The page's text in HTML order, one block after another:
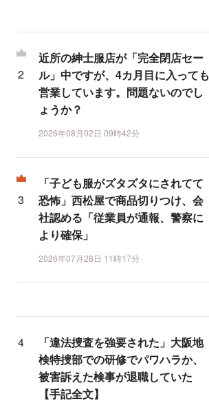
近所の紳士服店が「完全閉店セー
ル」中ですが、4カ月目に入っても
営業しています。問題ないのでし
ょうか？
2026年08月02日 09時42分
「子ども服がズタズタにされてて
恐怖」西松屋で商品切りつけ、会
社認める「従業員が通報、警察に
より確保」
2026年07月28日 11時17分
「違法捜査を強要された」大阪地
検特捜部での研修でパワハラか、
被害訴えた検事が退職していた
【手記全文】